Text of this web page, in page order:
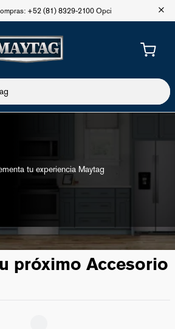
+52 (81) 8329-2100 Opción 1 +
tu experiencia Maytag
próximo Accesorio